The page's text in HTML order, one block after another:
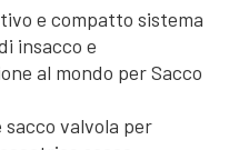
e compatto sistema
insacco e
al mondo per Sacco
valvola per